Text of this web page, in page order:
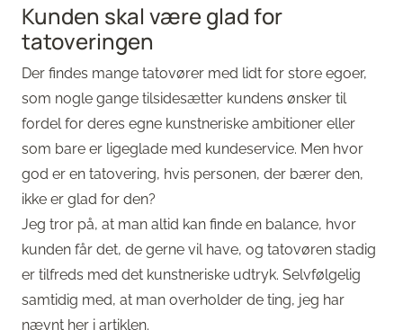
Kunden skal være glad for
tatoveringen
Der findes mange tatovører med lidt for store egoer,
som nogle gange tilsidesætter kundens ønsker til
fordel for deres egne kunstneriske ambitioner eller
som bare er ligeglade med kundeservice. Men hvor
god er en tatovering, hvis personen, der bærer den,
ikke er glad for den?
Jeg tror på, at man altid kan finde en balance, hvor
kunden får det, de gerne vil have, og tatovøren stadig
er tilfreds med det kunstneriske udtryk. Selvfølgelig
samtidig med, at man overholder de ting, jeg har
nævnt her i artiklen.